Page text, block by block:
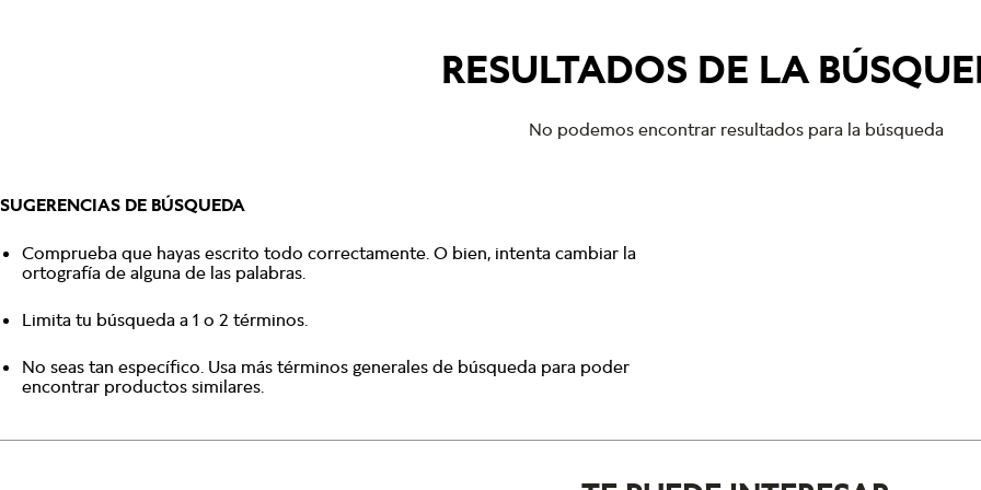
RESULTADOS DE LA
No podemos encontrar resultados para la búsqueda
SUGERENCIAS DE BÚSQUEDA
Comprueba que hayas escrito todo correctamente. O bien, intenta cambiar la
ortografía de alguna de las palabras.
Limita tu búsqueda a 1 o 2 términos.
No seas tan específico. Usa más términos generales de búsqueda para poder
encontrar productos similares.